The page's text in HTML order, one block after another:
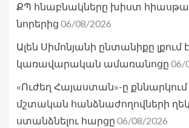
ՔՊ հնաբնակները խիստ
նորերից 06/08/2026
Ալեն Սիմոնյանի ընտանիքը լքում է
կառավարական ամառանոցը 06/
«Ուժեղ Հայաստան»-ը քննարկում
մշտական հանձնաժողովների
ստանձնելու հարցը 06/08/2026